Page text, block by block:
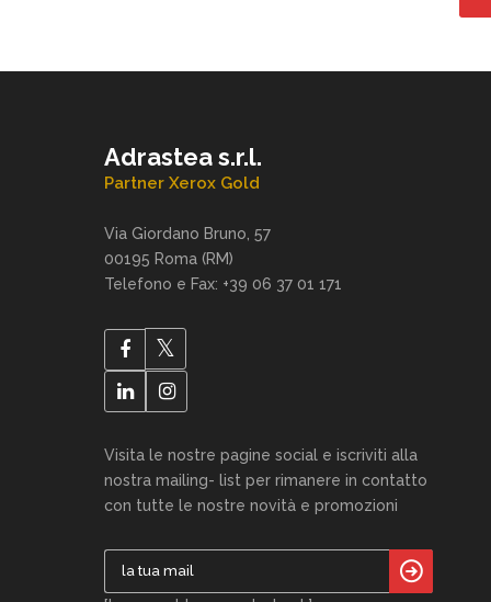
Adrastea s.r.l.
Partner Xerox Gold
Via Giordano Bruno, 57
00195 Roma (RM)
Telefono e Fax: +39 06 37 01 171
Visita le nostre pagine social e iscriviti alla
nostra mailing- list per rimanere in contatto
con tutte le nostre novità e promozioni